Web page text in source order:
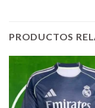
PRODUCTOS